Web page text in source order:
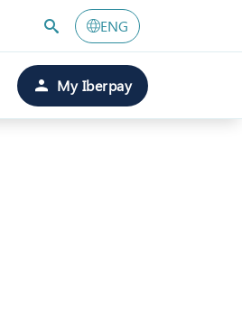
ENG
My Iberpay